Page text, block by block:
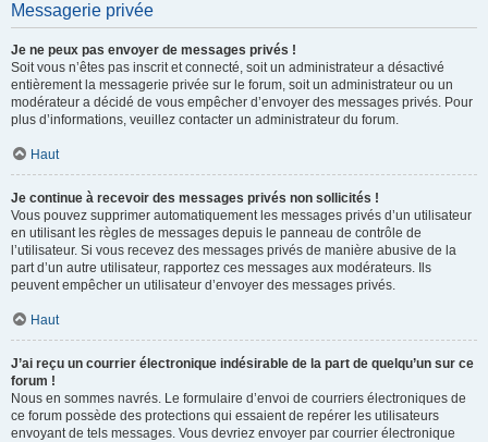
Messagerie privée
Je ne peux pas envoyer de messages privés !
Soit vous n’êtes pas inscrit et connecté, soit un administrateur a désactivé
entièrement la messagerie privée sur le forum, soit un administrateur ou un
modérateur a décidé de vous empêcher d’envoyer des messages privés. Pour
plus d’informations, veuillez contacter un administrateur du forum.
Haut
Je continue à recevoir des messages privés non sollicités !
Vous pouvez supprimer automatiquement les messages privés d’un utilisateur
en utilisant les règles de messages depuis le panneau de contrôle de
l’utilisateur. Si vous recevez des messages privés de manière abusive de la
part d’un autre utilisateur, rapportez ces messages aux modérateurs. Ils
peuvent empêcher un utilisateur d’envoyer des messages privés.
Haut
J’ai reçu un courrier électronique indésirable de la part de quelqu’un sur ce
forum !
Nous en sommes navrés. Le formulaire d’envoi de courriers électroniques de
ce forum possède des protections qui essaient de repérer les utilisateurs
envoyant de tels messages. Vous devriez envoyer par courrier électronique